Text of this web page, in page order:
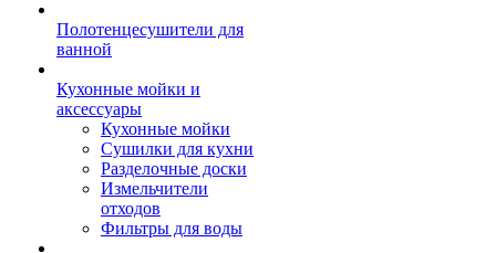
Полотенцесушители для
ванной
Кухонные мойки и
аксессуары
Кухонные мойки
Сушилки для кухни
Разделочные доски
Измельчители
отходов
Фильтры для воды